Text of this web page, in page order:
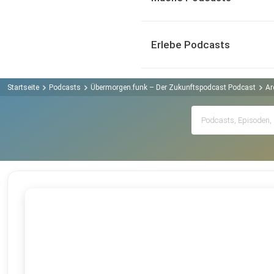
Erlebe Podcasts
Startseite Podcasts Übermorgen.funk – Der Zukunftspodcast Podcast